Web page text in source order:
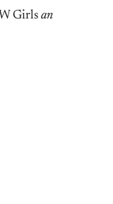
Girls an